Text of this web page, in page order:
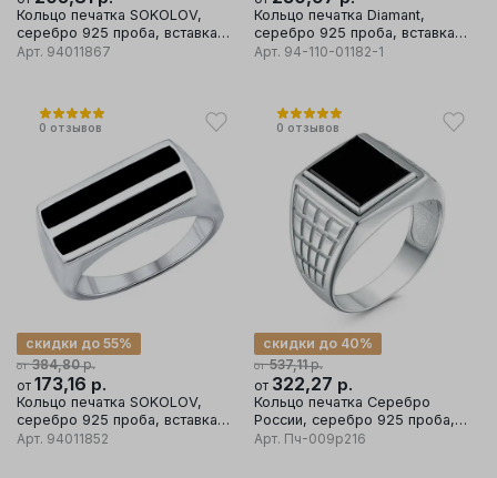
Кольцо печатка SOKOLOV,
серебро 925 проба, вставка
эмаль
Арт. 94011867
Кольцо печатка Diamant,
серебро 925 проба, вставка
фианит
Арт. 94-110-01182-1
0 отзывов
от 384,80р.
скидки до 55%
от 173,16 р.
Кольцо печатка SOKOLOV,
серебро 925 проба, вставка
эмаль
Арт. 94011852
0 отзывов
от 537,11р.
скидки до 40%
от 322,27 р.
Кольцо печатка Серебро
России, серебро 925 проба,
вставка фианит
Арт. Пч-009р216